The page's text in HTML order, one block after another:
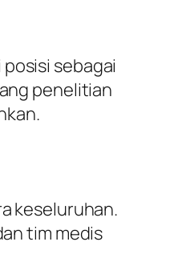
sebagai
penelitian
keseluruhan.
tim medis